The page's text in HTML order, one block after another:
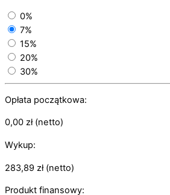
0%
7%
15%
20%
30%
Opłata początkowa:
0,00 zł(netto)
Wykup:
283,89 zł(netto)
Produkt finansowy: